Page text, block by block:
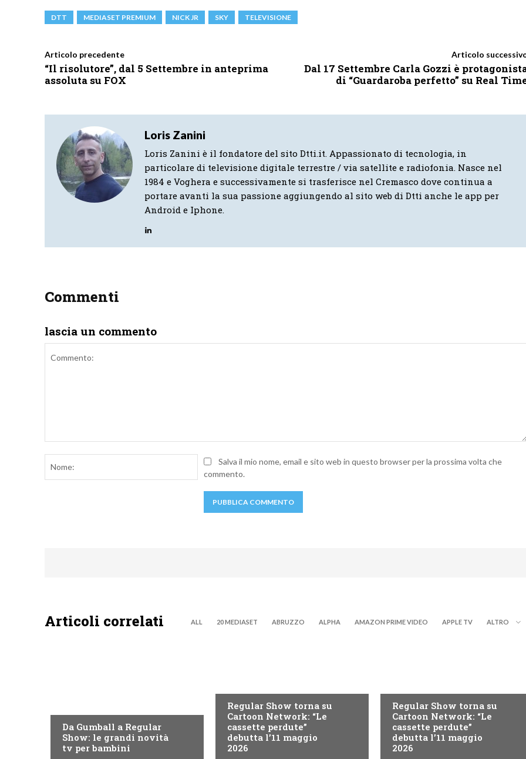
DTT MEDIASET PREMIUM NICK JR SKY TELEVISIONE
Articolo precedente
“Il risolutore”, dal 5 Settembre in anteprima
assoluta su FOX
Articolo
Dal 17 Settembre Carla Gozzi è
di “Guardaroba perfetto” su Real
Loris Zanini
Loris Zanini è il fondatore del sito Dtti.it. Appassionato di tecnologia, in
particolare di televisione digitale terrestre / via satellite e radiofonia. Nasce nel
1984 e Voghera e successivamente si trasferisce nel Cremasco dove continua a
portare avanti la sua passione aggiungendo al sito web di Dtti anche le app per
Android e Iphone.
Commenti
lascia un commento
Nome:Salva il mio nome, email e sito web in questo browser per la prossima volta che
commento.
Articoli correlati ALL 20 MEDIASET ABRUZZO ALPHA AMAZON PRIME VIDEO APPLE TV ALTRO
Da Gumball a Regular
Show: le grandi novità
tv per bambini
Regular Show torna su
Cartoon Network: “Le
cassette perdute”
debutta l’11 maggio
2026
Regular Show torna su
Cartoon Network: “Le
cassette perdute”
debutta l’11 maggio
2026